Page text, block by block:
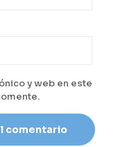
y web en este